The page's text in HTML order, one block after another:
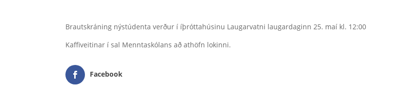
Brautskráning nýstúdenta verður í íþróttahúsinu Laugarvatni laugardaginn 25. maí kl. 12:00
Kaffiveitinar í sal Menntaskólans að athöfn lokinni.
Facebook